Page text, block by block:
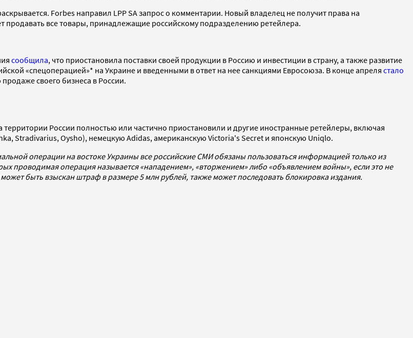
Forbes направил LPP SA запрос о комментарии. Новый владелец не получит права на
все товары, принадлежащие российскому подразделению ретейлера.
сообщила, что приостановила поставки своей продукции в Россию и инвестиции в страну, а также развитие
«спецоперацией»* на Украине и введенными в ответ на нее санкциями Евросоюза. В конце апреля стало
своего бизнеса в России.
России полностью или частично приостановили и другие иностранные ретейлеры, включая
Stradivarius, Oysho), немецкую Adidas, американскую Victoria's Secret и японскую Uniqlo.
операции на востоке Украины все российские СМИ обязаны пользоваться информацией только из
проводимая операция называется «нападением», «вторжением» либо «объявлением войны», если это не
быть взыскан штраф в размере 5 млн рублей, также может последовать блокировка издания.